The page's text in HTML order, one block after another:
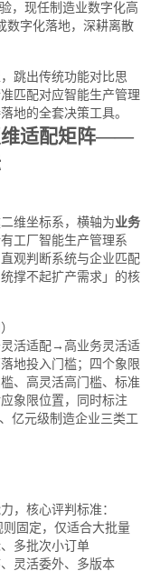
，现任制造业数字化高
数字化落地，深耕离散
跳出传统功能对比思
匹配对应智能生产管理
地的全套决策工具。
维适配矩阵——
维坐标系，横轴为业务
工厂智能生产管理系
观判断系统与企业匹配
撑不起扩产需求」的核
活适配→高业务灵活适
地投入门槛；四个象限
、高灵活高门槛、标准
象限位置，同时标注
亿元级制造企业三类工
，核心评判标准：
固定，仅适合大批量
多批次小订单
灵活委外、多版本